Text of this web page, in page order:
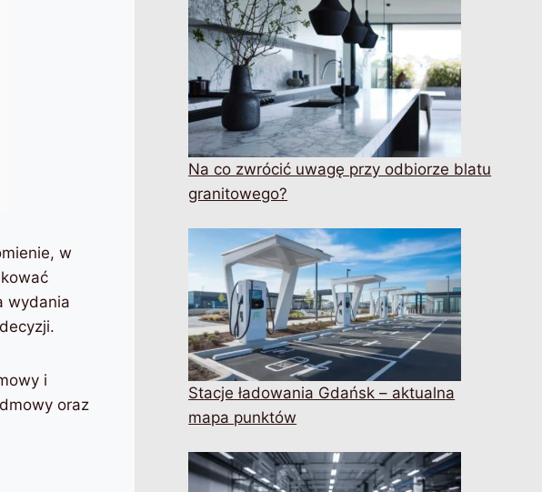
w
wydania
i
oraz
Na co zwrócić uwagę przy odbiorze blatu
granitowego?
Stacje ładowania Gdańsk – aktualna
mapa punktów